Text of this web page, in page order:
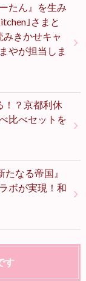
たん』を生み
｣さまと
きかせキャ
やが担当しま
！？京都利休
比べセットを
なる帝国』
ボが実現！和
す